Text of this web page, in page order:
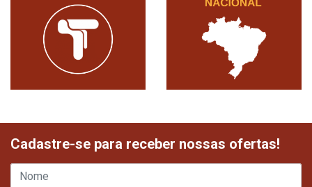
Cadastre-se para receber nossas ofertas!